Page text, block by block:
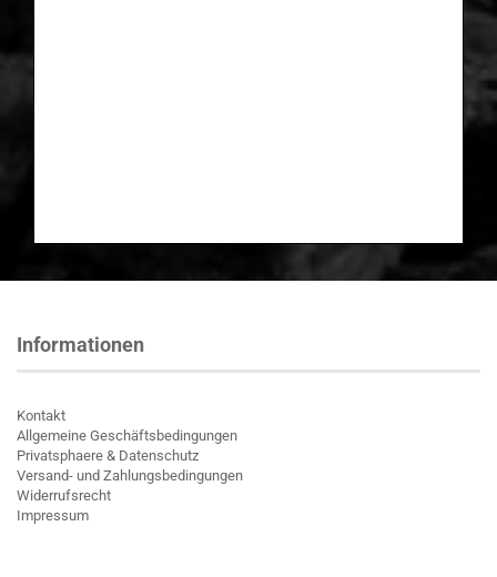
Informationen
Kontakt
Allgemeine Geschäftsbedingungen
Privatsphaere & Datenschutz
Versand- und Zahlungsbedingungen
Widerrufsrecht
Impressum